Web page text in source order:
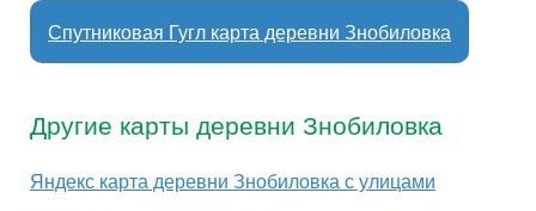
Спутниковая Гугл карта деревни Знобиловка
Другие карты деревни Знобиловка
Яндекс карта деревни Знобиловка с улицами